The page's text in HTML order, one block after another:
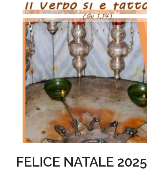
FELICE NATALE 2025